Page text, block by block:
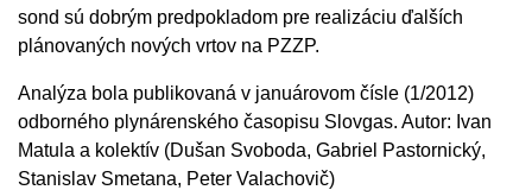
sond sú dobrým predpokladom pre realizáciu ďalších
plánovaných nových vrtov na PZZP.
Analýza bola publikovaná v januárovom čísle (1/2012)
odborného plynárenského časopisu Slovgas. Autor: Ivan
Matula a kolektív (Dušan Svoboda, Gabriel Pastornický,
Stanislav Smetana, Peter Valachovič)